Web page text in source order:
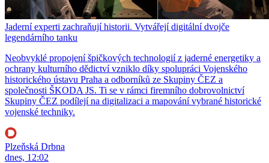
Jaderní experti zachraňují historii. Vytvářejí digitální dvojče
legendárního tanku
Neobvyklé propojení špičkových technologií z jaderné energetiky a
ochrany kulturního dědictví vzniklo díky spolupráci Vojenského
historického ústavu Praha a odborníků ze Skupiny ČEZ a
společnosti ŠKODA JS. Ti se v rámci firemního dobrovolnictví
Skupiny ČEZ podílejí na digitalizaci a mapování vybrané historické
vojenské techniky.
Plzeňská Drbna
dnes, 12:02